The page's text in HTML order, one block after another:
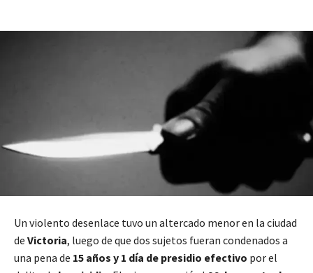
Un violento desenlace tuvo un altercado menor en la ciudad
de Victoria, luego de que dos sujetos fueran condenados a
una pena de 15 años y 1 día de presidio efectivo por el